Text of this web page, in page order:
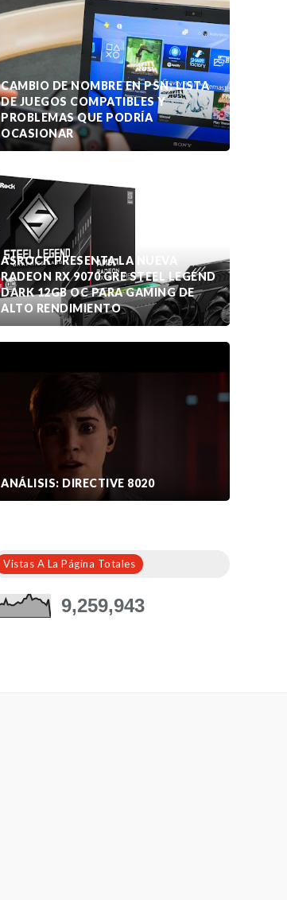
CAMBIO DE NOMBRE EN PSN: LISTA
DE JUEGOS COMPATIBLES Y
PROBLEMAS QUE PODRÍA
OCASIONAR
ASROCK PRESENTA LA NUEVA
RADEON RX 9070 GRE STEEL LEGEND
DARK 12GB OC PARA GAMING DE
ALTO RENDIMIENTO
ANÁLISIS: DIRECTIVE 8020
Vistas A La Página Totales
9,259,943